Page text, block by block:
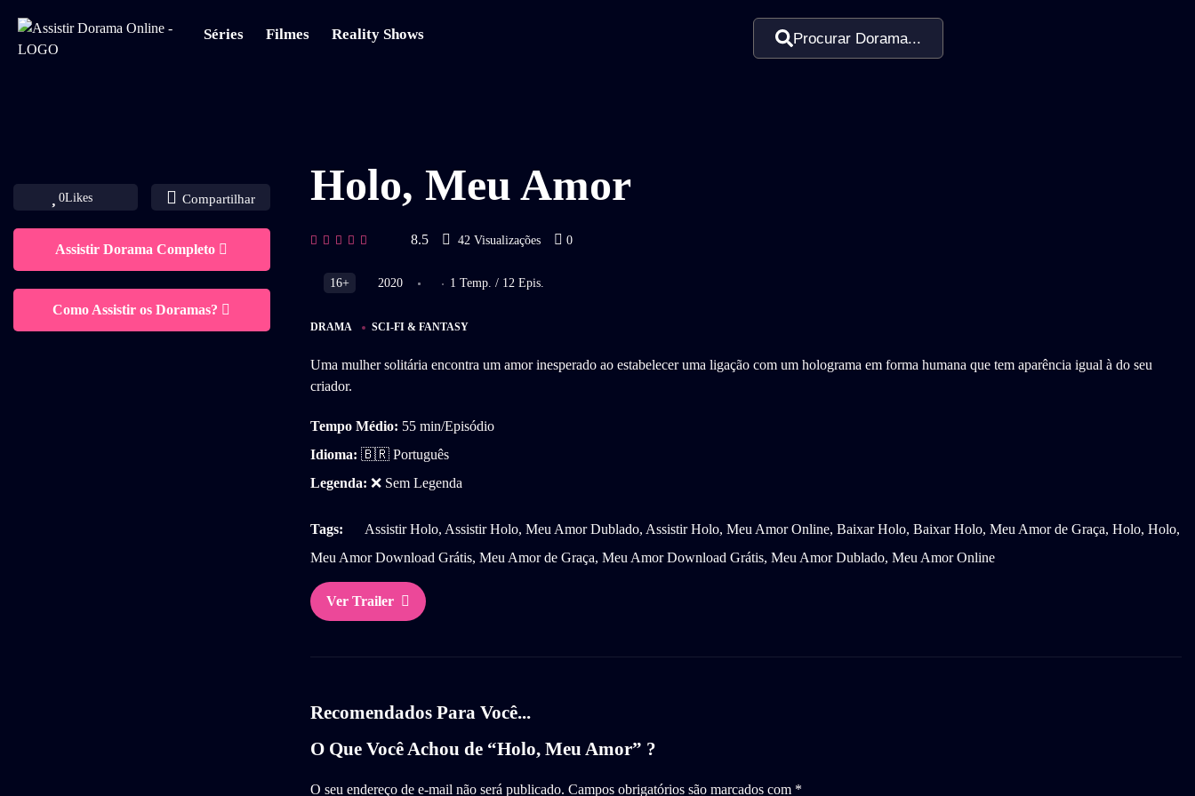
Séries Filmes Reality Shows Procurar Dorama...
0Likes Compartilhar
Assistir Dorama Completo
Como Assistir os Doramas?
Holo, Meu Amor
8.5 42 Visualizações 0
16+ 2020 1 Temp. / 12 Epis.
DRAMA SCI-FI & FANTASY
Uma mulher solitária encontra um amor inesperado ao estabelecer uma ligação com um holograma em forma humana que tem aparência igual à do seu
criador.
Tempo Médio: 55 min/Episódio
Idioma: 🇧🇷 Português
Legenda: ❌ Sem Legenda
Tags:
Assistir Holo, Assistir Holo, Meu Amor Dublado, Assistir Holo, Meu Amor Online, Baixar Holo, Baixar Holo, Meu Amor de Graça, Holo, Holo,
Meu Amor Download Grátis, Meu Amor de Graça, Meu Amor Download Grátis, Meu Amor Dublado, Meu Amor Online
Ver Trailer
Recomendados Para Você...
O Que Você Achou de “Holo, Meu Amor” ?
O seu endereço de e-mail não será publicado. Campos obrigatórios são marcados com *